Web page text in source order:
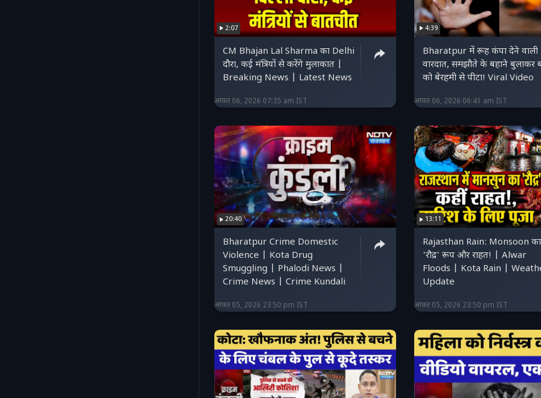
2:07
CM Bhajan Lal Sharma का Delhi
दौरा, कई मंत्रियों से करेंगे मुलाकात |
Breaking News | Latest News
अगस्त 06, 2026 07:35 am IST
4:39
Bharatpur में रूह कंपा देने वाली
वारदात, समझौते के बहाने बुलाकर बहू
को बेरहमी से पीटा! Viral Video
अगस्त 06, 2026 06:41 am IST
20:40
Bharatpur Crime Domestic
Violence | Kota Drug
Smuggling | Phalodi News |
Crime News | Crime Kundali
अगस्त 05, 2026 23:50 pm IST
13:11
Rajasthan Rain: Monsoon का
'रौद्र' रूप और राहत! | Alwar
Floods | Kota Rain |
Update
अगस्त 05, 2026 23:50 pm IST